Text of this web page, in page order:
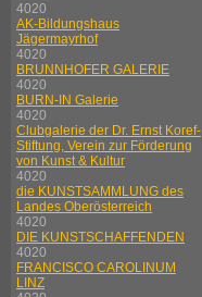
4020
AK-Bildungshaus
Jägermayrhof
4020
BRUNNHOFER GALERIE
4020
BURN-IN Galerie
4020
Clubgalerie der Dr. Ernst Koref-
Stiftung, Verein zur Förderung
von Kunst & Kultur
4020
die KUNSTSAMMLUNG des
Landes Oberösterreich
4020
DIE KUNSTSCHAFFENDEN
4020
FRANCISCO CAROLINUM
LINZ